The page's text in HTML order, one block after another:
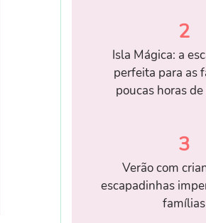
2
Isla Mágica: a
perfeita para as
poucas horas
3
Verão com
escapadinhas
famílias